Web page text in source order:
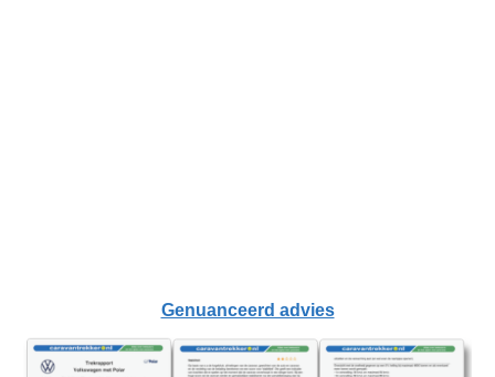
Genuanceerd advies